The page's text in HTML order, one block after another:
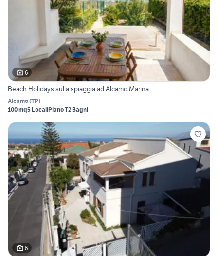
6
Beach Holidays sulla spiaggia ad Alcamo Marina
Alcamo(TP)
100 mq5 LocaliPiano T2 Bagni
6